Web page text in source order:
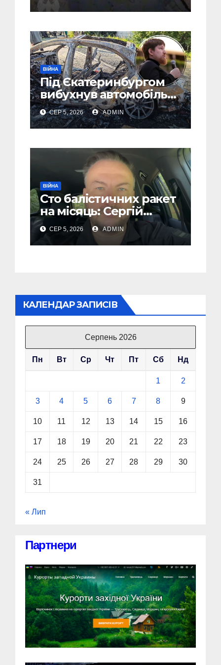
ВІЙНА
Під Єкатеринбургом
вибухнув автомобіль
голови компанії-
виробника дронів
“Упир” – перші
СЕР 5, 2026 ADMIN
ВІЙНА
Сто балістичних ракет
на місяць: Сергій
“Флеш” закликав
українців готуватися
до гіршого
СЕР 5, 2026 ADMIN
КАЛЕНДАР ЗАПИСІВ
Серпень 2026
Пн Вт Ср Чт Пт Сб Нд
1 2
3 4 5 6 7 8 9
10 11 12 13 14 15 16
17 18 19 20 21 22 23
24 25 26 27 28 29 30
31
« Лип
Партнери